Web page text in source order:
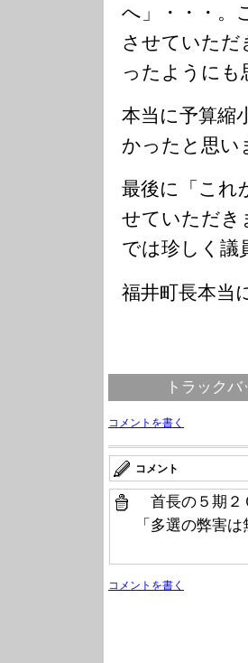
へ」・・・。
させていただ
ったようにも
本当に予算縮
かったと思い
最後に「これ
せていただき
では珍しく議
福井町長本当
トラック
コメントを書く
コメント
首長の５期２
「多選の弊害
コメントを書く